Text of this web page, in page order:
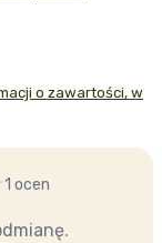
o zawartości, w
1 ocen